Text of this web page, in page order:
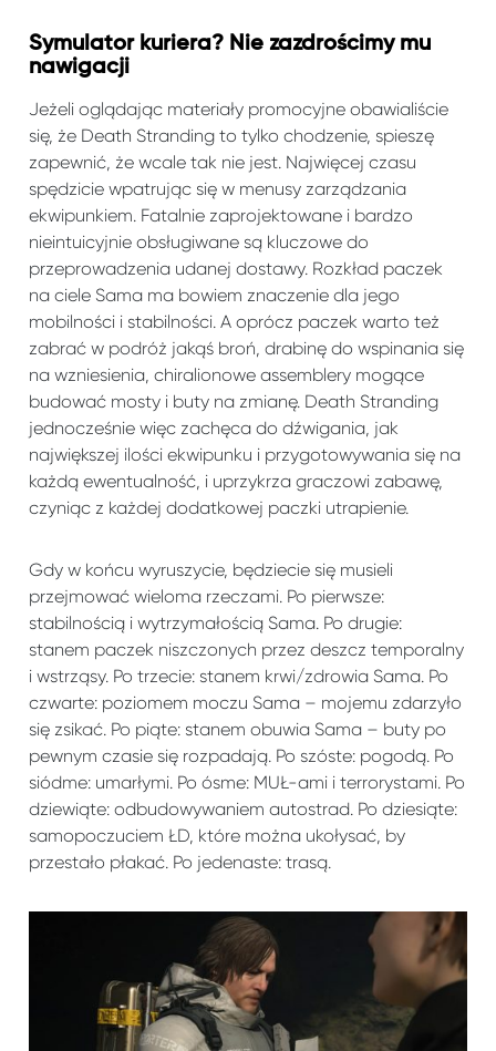
Symulator kuriera? Nie zazdrościmy mu
nawigacji
Jeżeli oglądając materiały promocyjne obawialiście
się, że Death Stranding to tylko chodzenie, spieszę
zapewnić, że wcale tak nie jest. Najwięcej czasu
spędzicie wpatrując się w menusy zarządzania
ekwipunkiem. Fatalnie zaprojektowane i bardzo
nieintuicyjnie obsługiwane są kluczowe do
przeprowadzenia udanej dostawy. Rozkład paczek
na ciele Sama ma bowiem znaczenie dla jego
mobilności i stabilności. A oprócz paczek warto też
zabrać w podróż jakąś broń, drabinę do wspinania się
na wzniesienia, chiralionowe assemblery mogące
budować mosty i buty na zmianę. Death Stranding
jednocześnie więc zachęca do dźwigania, jak
największej ilości ekwipunku i przygotowywania się na
każdą ewentualność, i uprzykrza graczowi zabawę,
czyniąc z każdej dodatkowej paczki utrapienie.
Gdy w końcu wyruszycie, będziecie się musieli
przejmować wieloma rzeczami. Po pierwsze:
stabilnością i wytrzymałością Sama. Po drugie:
stanem paczek niszczonych przez deszcz temporalny
i wstrząsy. Po trzecie: stanem krwi/zdrowia Sama. Po
czwarte: poziomem moczu Sama – mojemu zdarzyło
się zsikać. Po piąte: stanem obuwia Sama – buty po
pewnym czasie się rozpadają. Po szóste: pogodą. Po
siódme: umarłymi. Po ósme: MUŁ-ami i terrorystami. Po
dziewiąte: odbudowywaniem autostrad. Po dziesiąte:
samopoczuciem ŁD, które można ukołysać, by
przestało płakać. Po jedenaste: trasą.